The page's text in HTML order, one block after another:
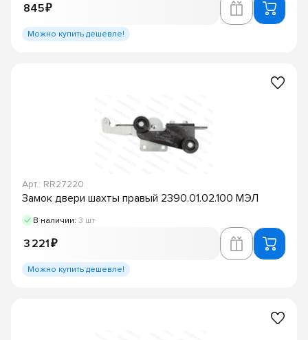
845 ₽
Можно купить дешевле!
Арт.: RR27220
Замок двери шахты правый 2390.01.02.100 МЭЛ
В наличии: 3 шт
3 221 ₽
Можно купить дешевле!